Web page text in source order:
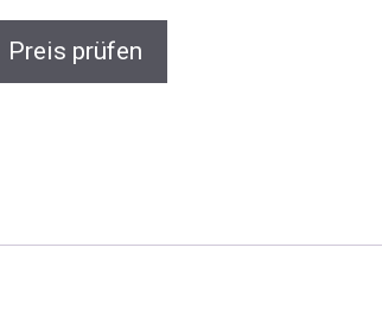
Preis prüfen